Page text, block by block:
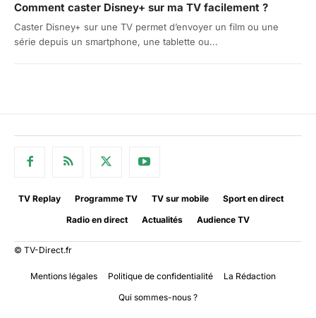
Comment caster Disney+ sur ma TV facilement ?
Caster Disney+ sur une TV permet d’envoyer un film ou une
série depuis un smartphone, une tablette ou...
TV Replay Programme TV TV sur mobile
Sport en direct
Radio en direct
Actualités Audience TV
© TV-Direct.fr
Mentions légales Politique de confidentialité
La Rédaction
Qui sommes-nous ?